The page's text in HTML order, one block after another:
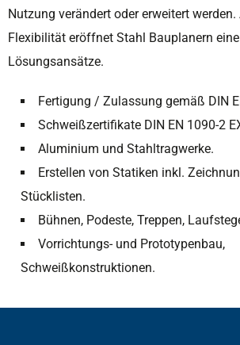
Nutzung verändert oder erweitert
Flexibilität eröffnet Stahl Bauplanern
Lösungsansätze.
Fertigung / Zulassung gemäß DIN
Schweißzertifikate DIN EN 1090-2
Aluminium und Stahltragwerke.
Erstellen von Statiken inkl.
Stücklisten.
Bühnen, Podeste, Treppen,
Vorrichtungs- und Prototypenbau,
Schweißkonstruktionen.